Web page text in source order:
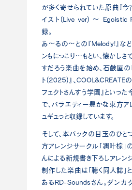
が多く寄せられていた原曲『
イスト(Live ver) ～ Egoistic
録。
あ～るの～との『Melody!』な
ンもにっこり…もとい、懐かし
すだろう楽曲を始め、石鹸屋の
ト(2025)』、COOL&CREATE
フェクトさんすう学園』といっ
で、バラエティー豊かな東方
ュギュっと収録しています。
そして、本パックの目玉のひと
方アレンジサークル「凋叶棕
んによる新規書き下ろしアレン
制作した楽曲は「聴く同人誌」
あるRD-Soundsさん。ダンカ